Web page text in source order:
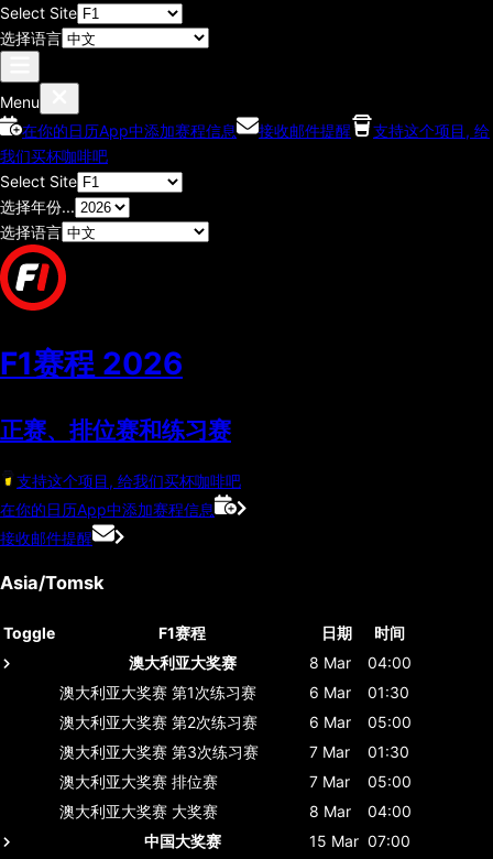
Select Site
选择语言
Menu
在你的日历App中添加赛程信息
接收邮件提醒
支持这个项目, 给
我们买杯咖啡吧
Select Site
选择年份...
选择语言
F1赛程 2026
正赛、排位赛和练习赛
支持这个项目, 给我们买杯咖啡吧
在你的日历App中添加赛程信息
接收邮件提醒
Asia/Tomsk
Toggle F1赛程 日期
时间
澳大利亚大奖赛
8 Mar
04:00
澳大利亚大奖赛 第1次练习赛 6 Mar
01:30
澳大利亚大奖赛 第2次练习赛 6 Mar
05:00
澳大利亚大奖赛 第3次练习赛 7 Mar
01:30
澳大利亚大奖赛 排位赛 7 Mar
05:00
澳大利亚大奖赛 大奖赛 8 Mar
04:00
中国大奖赛
15 Mar 07:00